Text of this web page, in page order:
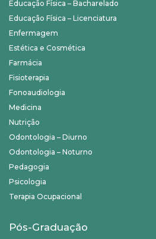
Educação Física – Bacharelado
Educação Física – Licenciatura
Enfermagem
Estética e Cosmética
Farmácia
Fisioterapia
Fonoaudiologia
Medicina
Nutrição
Odontologia – Diurno
Odontologia – Noturno
Pedagogia
Psicologia
Terapia Ocupacional
Pós-Graduação